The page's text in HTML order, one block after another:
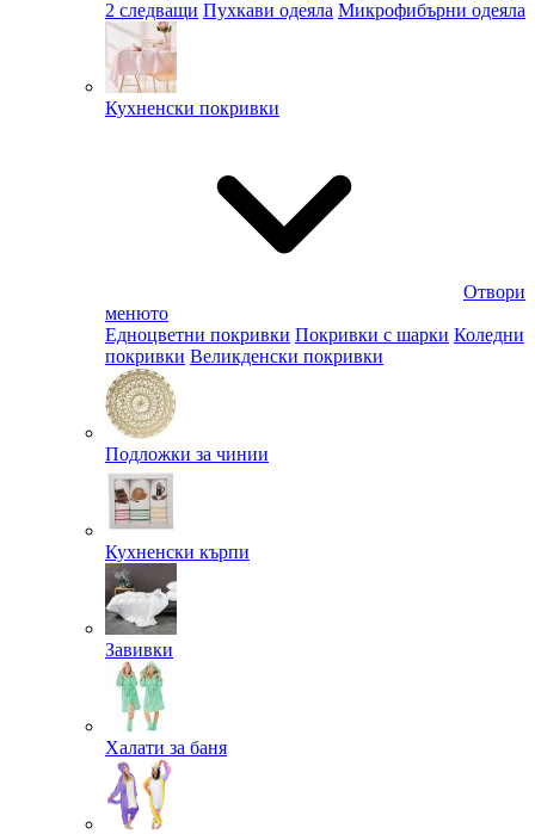
2 следващи Пухкави одеяла Микрофибърни одеяла
Кухненски покривки
Отвори
менюто
Едноцветни покривки Покривки с шарки Коледни
покривки Великденски покривки
Подложки за чинии
Кухненски кърпи
Завивки
Халати за баня